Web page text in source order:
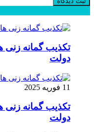
تکذیب گمانه زنی
دولت
11 فوریه 2025
تکذیب گمانه زنی
دولت